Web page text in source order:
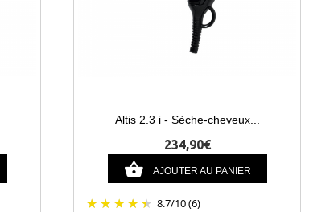
Altis 2.3 i - Sèche-cheveux...
234,90€
AJOUTER AU PANIER
8.7/10(6)